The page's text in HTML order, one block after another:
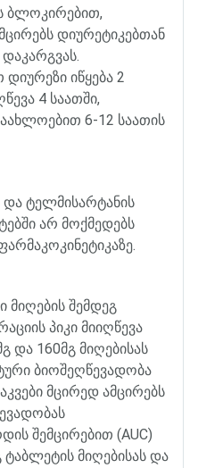
ბლოკირებით,
დიურეტიკებთან
დაკარგვას.
დიურეზი იწყება 2
4 საათში,
6-12 საათის
და ტელმისარტანის
არ მოქმედებს
.
მიღების შემდეგ
პიკი მიიღწევა
და 160მგ მიღებისას
ბიოშეღწევადობა
მცირედ ამცირებს
შემცირებით (AUC)
ტაბლეტის მიღებისას და